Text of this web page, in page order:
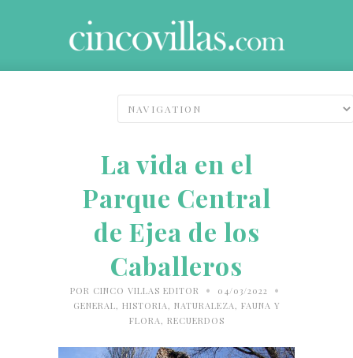
La vida en el
Parque Central
de Ejea de los
Caballeros
POR CINCO VILLAS EDITOR • 04/03/2022 •
GENERAL, HISTORIA , NATURALEZA, FAUNA Y
FLORA , RECUERDOS